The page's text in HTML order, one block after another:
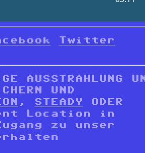
Twitter
AUSSTRAHLUNG
UND
, STEADY
ODER
Location in
zu unser